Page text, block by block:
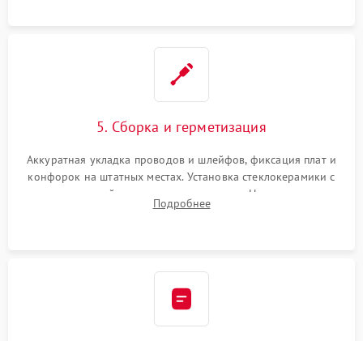
5. Сборка и герметизация
Аккуратная укладка проводов и шлейфов, фиксация плат и
конфорок на штатных местах. Установка стеклокерамики с
проверкой равномерности зазоров. Нанесение
термостойкого герметика или укладка уплотнительной
Подробнее